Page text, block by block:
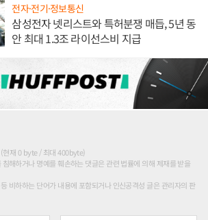
전자·전기·정보통신
삼성전자 넷리스트와 특허분쟁 매듭, 5년 동
안 최대 1.3조 라이선스비 지급
현재 0 byte / 최대 400byte)
해하거나 명예를 훼손하는 댓글은 관련 법률에 의해 제재를 받을
비하하는 단어가 내용에 포함되거나 인신공격성 글은 관리자의 판